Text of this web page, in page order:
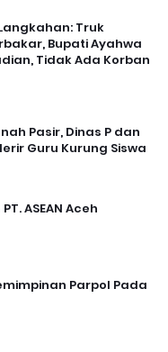
Truk
Bupati Ayahwa
Tidak Ada Korban
Pasir, Dinas P dan
Guru Kurung Siswa
ASEAN Aceh
Parpol Pada